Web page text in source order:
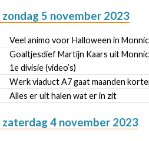
zondag 5 november 2023
Veel animo voor Halloween in
Goaltjesdief Martijn Kaars uit
1e divisie (video’s)
Werk viaduct A7 gaat maanden
Alles er uit halen wat er in zit
zaterdag 4 november 2023